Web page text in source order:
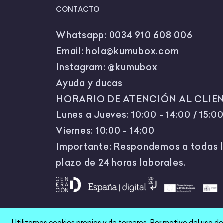
CONTACTO
Whatsapp: 0034 910 608 006
Email: hola@kumubox.com
Instagram: @kumubox
Ayuda y dudas
HORARIO DE ATENCIÓN AL
Lunes a Jueves: 10:00 - 14:00 /
Viernes: 10:00 - 14:00
Importante: Respondemos a todas
plazo de 24 horas laborales.